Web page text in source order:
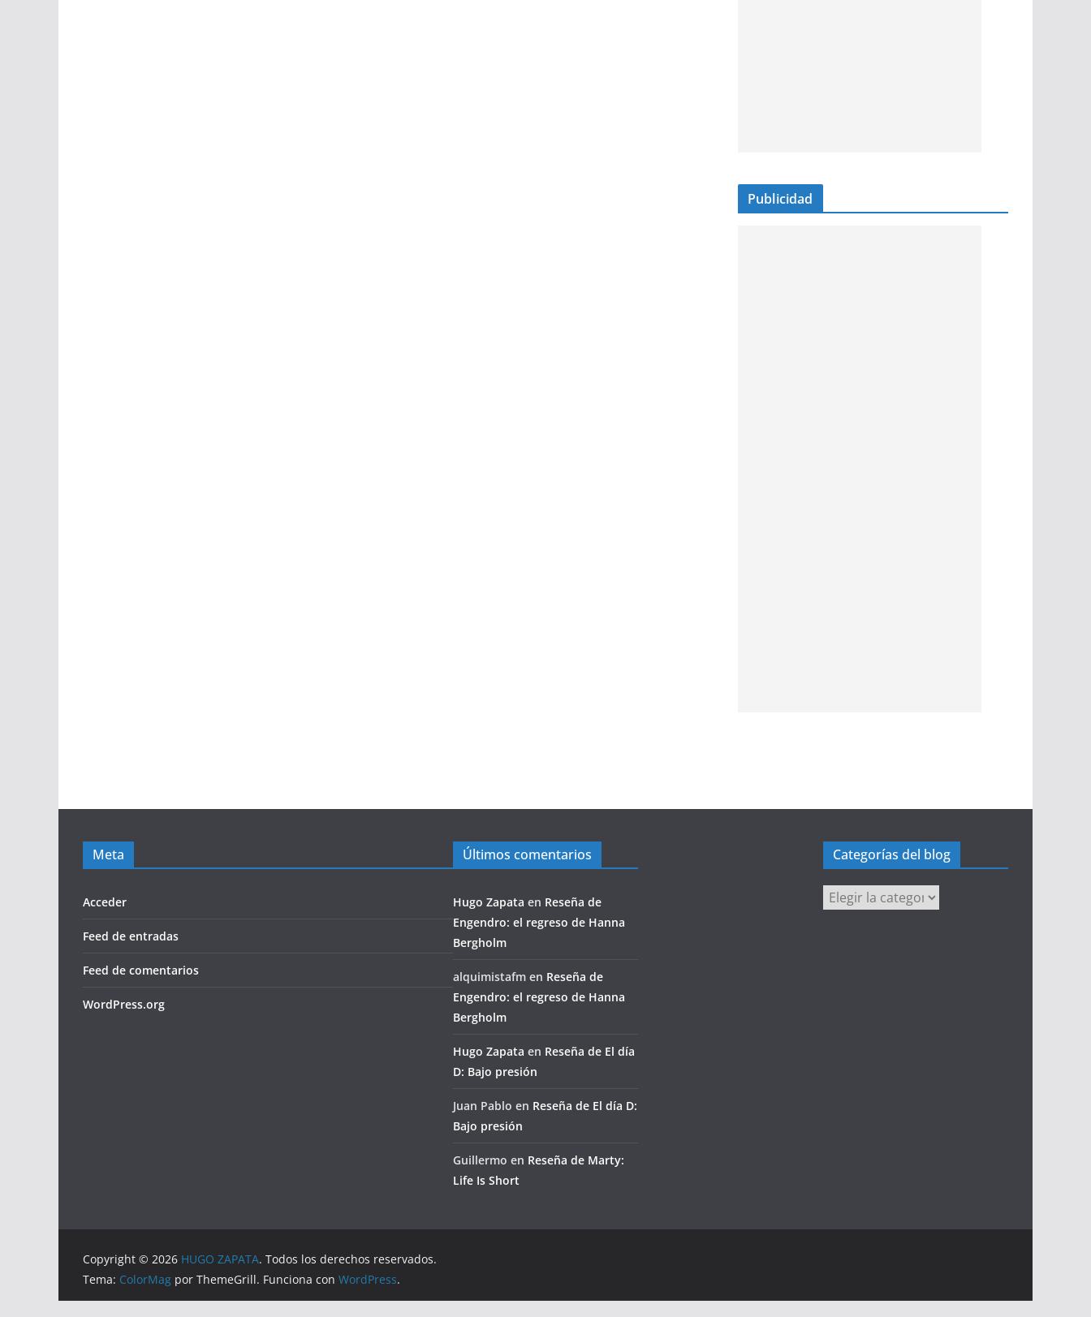
Publicidad
Meta
Acceder
Feed de entradas
Feed de comentarios
WordPress.org
Últimos comentarios
Hugo Zapata en Reseña de
Engendro: el regreso de Hanna
Bergholm
alquimistafm en Reseña de
Engendro: el regreso de Hanna
Bergholm
Hugo Zapata en Reseña de El día
D: Bajo presión
Juan Pablo en Reseña de El día D:
Bajo presión
Guillermo en Reseña de Marty:
Life Is Short
Categorías del blog
Categorías
del
Copyright © 2026 HUGO ZAPATA. Todos los derechos reservados.
Tema: ColorMag por ThemeGrill. Funciona con WordPress.